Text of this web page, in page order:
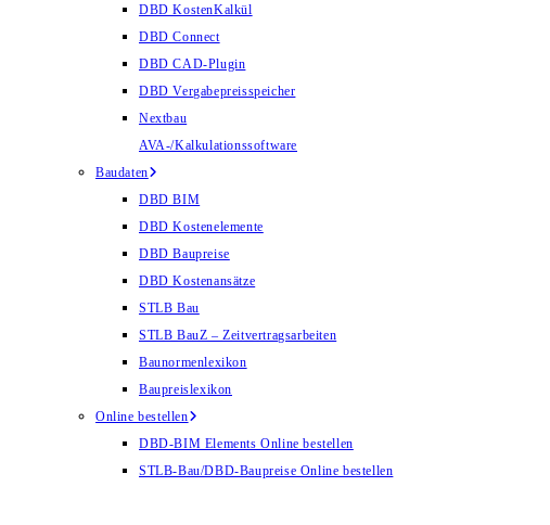
DBD KostenKalkül
DBD Connect
DBD CAD-Plugin
DBD Vergabepreisspeicher
Nextbau
AVA-/Kalkulationssoftware
Baudaten
DBD BIM
DBD Kostenelemente
DBD Baupreise
DBD Kostenansätze
STLB Bau
STLB BauZ – Zeitvertragsarbeiten
Baunormenlexikon
Baupreislexikon
Online bestellen
DBD-BIM Elements Online bestellen
STLB-Bau/DBD-Baupreise Online bestellen